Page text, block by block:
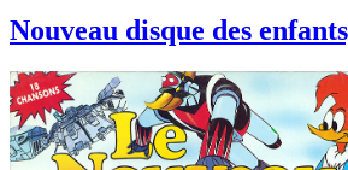
Nouveau disque des